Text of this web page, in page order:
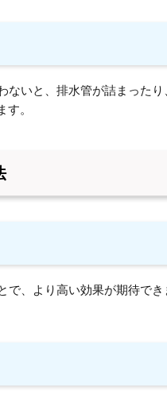
ないと、排水管が詰まった
。
で、より高い効果が期待で